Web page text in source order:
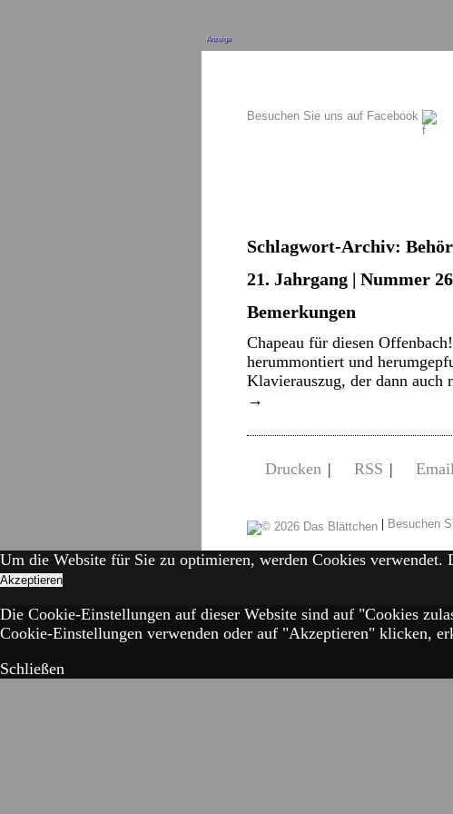
Anzeige
Besuchen Sie uns auf Facebook
Schlagwort-Archiv:
21. Jahrgang | Nummer
Bemerkungen
Chapeau für diesen
herummontiert und
Klavierauszug, der dann
→
Drucken | RSS |
| Besuchen
Um die Website für Sie zu optimieren, werden Cookies
Akzeptieren
Die Cookie-Einstellungen auf dieser Website sind auf "Cookies
Cookie-Einstellungen verwenden oder auf "Akzeptieren" klicken,
Schließen